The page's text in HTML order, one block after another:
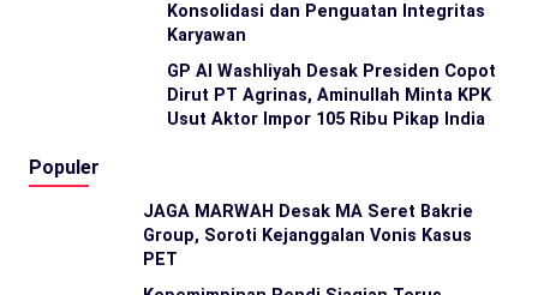
Konsolidasi dan Penguatan Integritas
Karyawan
GP Al Washliyah Desak Presiden Copot
Dirut PT Agrinas, Aminullah Minta KPK
Usut Aktor Impor 105 Ribu Pikap India
Populer
JAGA MARWAH Desak MA Seret Bakrie
Group, Soroti Kejanggalan Vonis Kasus
PET